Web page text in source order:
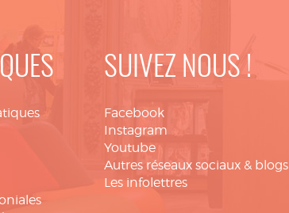
SUIVEZ NOUS !
Facebook
Instagram
Youtube
Autres réseaux sociaux & blogs
Les infolettres